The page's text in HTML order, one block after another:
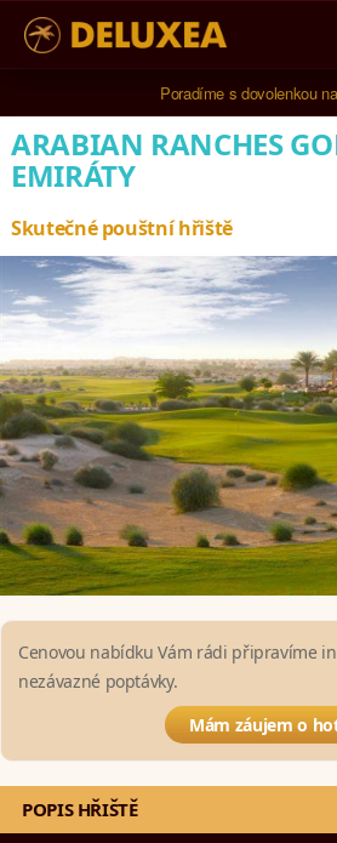
Poradíme s dovolenkou
5* cestovná kancelária na luxusnú
ARABIAN RANCHES
EMIRÁTY
Skutečné pouštní hřiště
Cenovou nabídku Vám rádi připravíme
nezávazné poptávky.
Mám záujem o
POPIS HŘIŠTĚ